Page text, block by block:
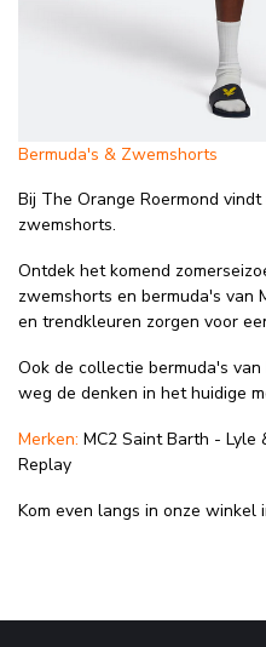
Bermuda's & Zwemshorts
Bij The Orange Roermond
zwemshorts.
Ontdek het komend
zwemshorts en bermuda's van
en trendkleuren zorgen voor
Ook de collectie bermuda's
weg de denken in het huidige
Merken: MC2 Saint Barth -
Replay
Kom even langs in onze winkel